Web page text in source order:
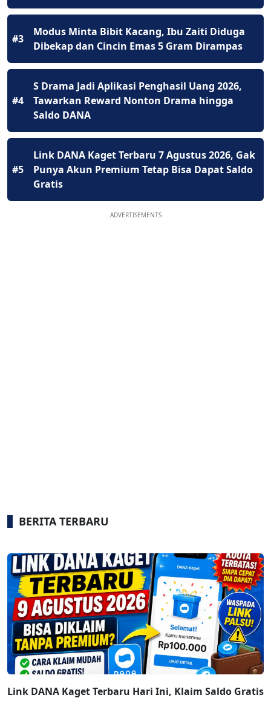
#3
Modus Minta Bibit Kacang, Ibu Zaiti Diduga
Dibekap dan Cincin Emas 5 Gram Dirampas
#4
S Drama Jadi Aplikasi Penghasil Uang 2026,
Tawarkan Reward Nonton Drama hingga
Saldo DANA
#5
Link DANA Kaget Terbaru 7 Agustus 2026, Gak
Punya Akun Premium Tetap Bisa Dapat Saldo
Gratis
ADVERTISEMENTS
BERITA TERBARU
Link DANA Kaget Terbaru Hari Ini, Klaim Saldo Gratis